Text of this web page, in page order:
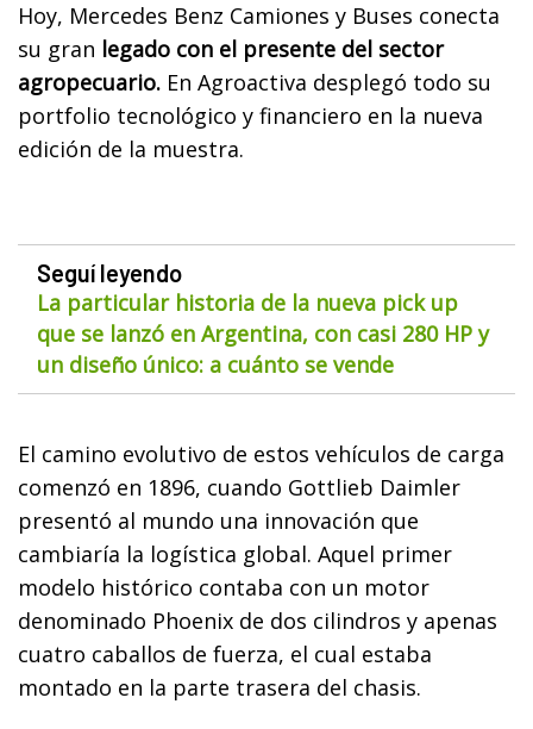
Hoy, Mercedes Benz Camiones y Buses conecta
su gran legado con el presente del sector
agropecuario. En Agroactiva desplegó todo su
portfolio tecnológico y financiero en la nueva
edición de la muestra.
Seguí leyendo
La particular historia de la nueva pick up
que se lanzó en Argentina, con casi 280 HP y
un diseño único: a cuánto se vende
El camino evolutivo de estos vehículos de carga
comenzó en 1896, cuando Gottlieb Daimler
presentó al mundo una innovación que
cambiaría la logística global. Aquel primer
modelo histórico contaba con un motor
denominado Phoenix de dos cilindros y apenas
cuatro caballos de fuerza, el cual estaba
montado en la parte trasera del chasis.